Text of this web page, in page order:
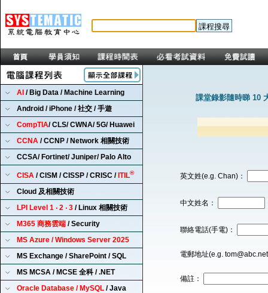
AI / Big Data / Machine Learning
Android / iPhone / 社交 / 手遊
CompTIA/ CLS/ CWNA/ 5G/ Huawei
CCNA / CCNP / Network 相關技術
CCSA/ Fortinet/ Juniper/ Palo Alto
CISA / CISM / CISSP / CRISC / ITIL®
Cloud 及相關技術
LPI Level 1 ‧ 2 ‧ 3 / Linux 相關技術
M365 商務雲端 / Security
MS Azure / Windows Server 2025
MS Exchange / SharePoint / SQL
MS MCSA / MCSE 全科 / .NET
Oracle Database / MySQL / Java
課堂錄影隨時睇 10
英文姓(e.g. Chan)：
中文姓名：
聯絡電話(手電)：
電郵地址(e.g.
備註：